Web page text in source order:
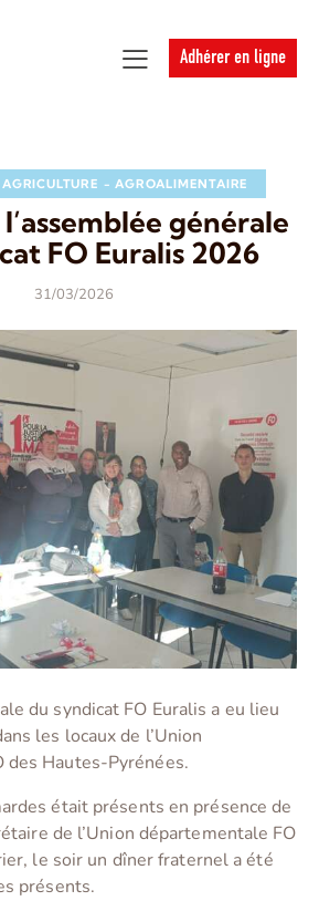
Adhérer en ligne
AGRICULTURE - AGROALIMENTAIRE
générale
FO Euralis 2026
31/03/2026
du syndicat FO Euralis a eu lieu
les locaux de l’Union
des Hautes-Pyrénées.
était présents en présence de
de l’Union départementale FO
le soir un dîner fraternel a été
présents.